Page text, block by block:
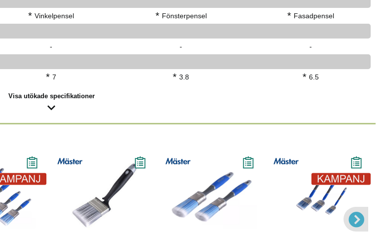
* Vinkelpensel * Fönsterpensel * Fasadpensel
- - -
* 7 * 3.8 * 6.5
Visa utökade specifikationer
Läs mer Läs mer Läs mer Läs mer